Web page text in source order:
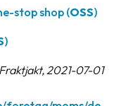
stop shop (OSS)
)
Fraktjakt, 2021-07-01